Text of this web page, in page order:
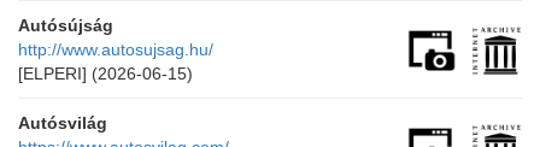
Autósújság
http://www.autosujsag.hu/
[ELPERI] (2026-06-15)
Autósvilág